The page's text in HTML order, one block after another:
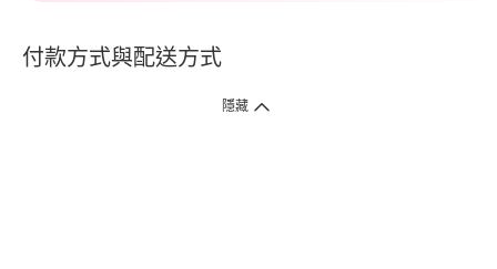
付款方式與配送方式
隱藏